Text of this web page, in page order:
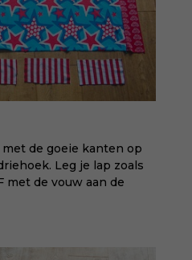
de goeie kanten op
Leg je lap zoals
met de vouw aan de